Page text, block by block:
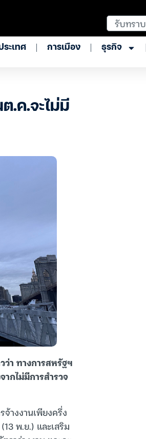
ระเทศ การเมือง ธุรกิจ
.ค.จะไม่มี
า ทางการสหรัฐฯ
ากไม่มีการสำรวจ
จ้างงานเพียงครึ่ง
พ.ย.) และเสริม
รับทราบ